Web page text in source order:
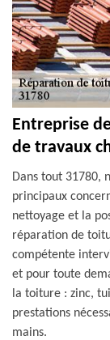
Entreprise
de travaux
Dans tout 31780,
principaux
nettoyage et la
réparation de
compétente
et pour toute
la toiture : zinc,
prestations
mains.